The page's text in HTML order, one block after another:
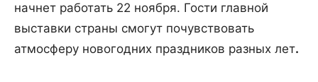
начнет работать 22 ноября. Гости главной
выставки страны смогут почувствовать
атмосферу новогодних праздников разных лет.